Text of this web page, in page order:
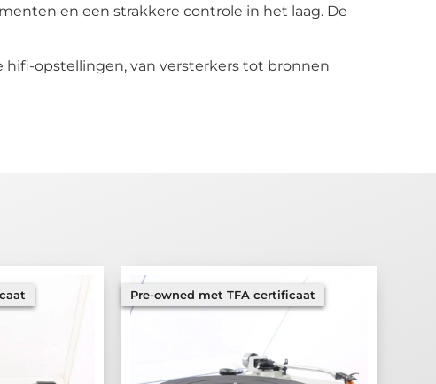
en een strakkere controle in het laag. De
opstellingen, van versterkers tot bronnen
Pre-owned met TFA certificaat